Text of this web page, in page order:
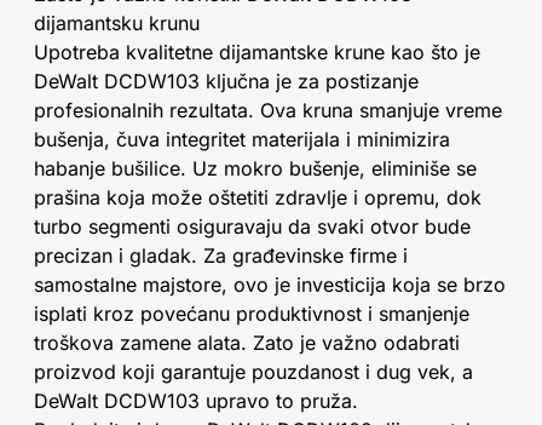
dijamantsku krunu
Upotreba kvalitetne dijamantske krune kao što je
DeWalt DCDW103 ključna je za postizanje
profesionalnih rezultata. Ova kruna smanjuje vreme
bušenja, čuva integritet materijala i minimizira
habanje bušilice. Uz mokro bušenje, eliminiše se
prašina koja može oštetiti zdravlje i opremu, dok
turbo segmenti osiguravaju da svaki otvor bude
precizan i gladak. Za građevinske firme i
samostalne majstore, ovo je investicija koja se brzo
isplati kroz povećanu produktivnost i smanjenje
troškova zamene alata. Zato je važno odabrati
proizvod koji garantuje pouzdanost i dug vek, a
DeWalt DCDW103 upravo to pruža.